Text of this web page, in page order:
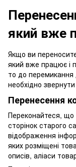
який вже
Якщо ви
який вже працює і
то до перемикання
необхідно
Перенесення
Переконайтеся, що
сторінок старого
відображення
яких розміщені
описів, аліаси